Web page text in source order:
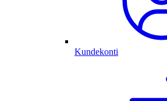
Kundekonti